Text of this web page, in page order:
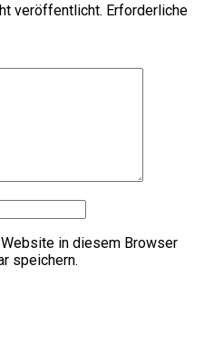
veröffentlicht. Erforderliche
in diesem Browser
speichern.